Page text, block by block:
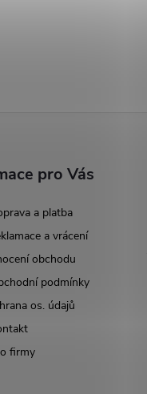
pro Vás
a platba
a vrácení
obchodu
podmínky
os. údajů
firmy